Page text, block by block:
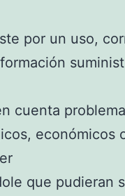
por un uso,
cuenta
económicos
que pudieran